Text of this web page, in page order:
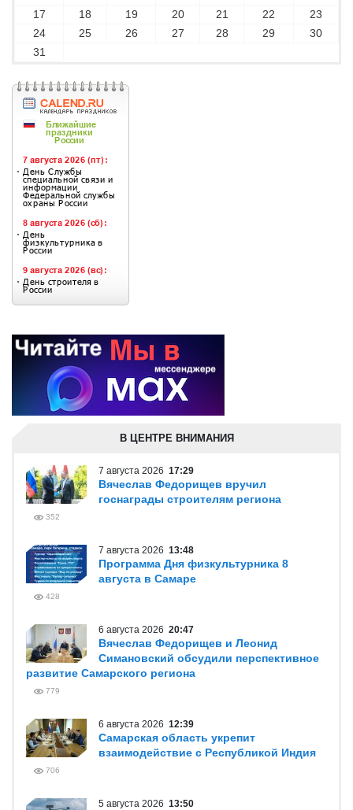
17
18 19 20 21 22
23
24
25 26 27 28 29
30
31
В ЦЕНТРЕ ВНИМАНИЯ
7 августа 2026 17:29
Вячеслав Федорищев вручил
госнаграды строителям региона
352
7 августа 2026 13:48
Программа Дня физкультурника 8
августа в Самаре
428
6 августа 2026 20:47
Вячеслав Федорищев и Леонид
Симановский обсудили перспективное
развитие Самарского региона
779
6 августа 2026 12:39
Самарская область укрепит
взаимодействие с Республикой Индия
706
5 августа 2026 13:50